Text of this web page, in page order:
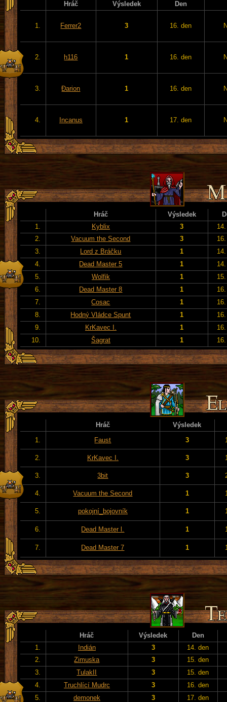
Hráč Výsledek Den
1. Ferrer2 3 16. den
2. h116 1 16. den
3. Đarion 1 16. den
4. Incanus 1 17. den
Hráč Výsledek
1.
Kyblix 3
2.
Vacuum the Second 3
3.
Lord z Bráčku 1
4.
Dead Master 5 1
5.
Wolfik 1
6.
Dead Master 8 1
7.
Cosac 1
8.
Hodný Vládce Spunt 1
9.
KrKavec I. 1
10.
Šagrat 1
Hráč
Výsledek
1.
Faust 3
2. KrKavec I. 3
3. 3bit 3
4. Vacuum the Second 1
5. pokojní_bojovník 1
6. Dead Master l. 1
7. Dead Master 7 1
Hráč Výsledek
Den
1.
Indián 3
14. den
2.
Zimuska 3
15. den
3.
TulakII 3
15. den
4.
Truchlící Mudrc 3
16. den
5.
demonek 3
17. den